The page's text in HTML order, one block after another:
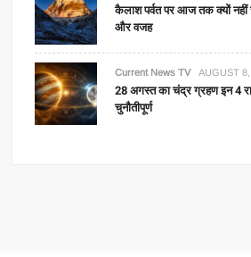
कैलाश पर्वत पर आज तक क्यों नहीं
और वजह
Current News TV AUGUST
28 अगस्त का चंद्र ग्रहण इन 4
चुनौतीपूर्ण